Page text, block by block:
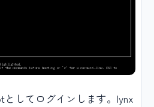
してログインします。lynx